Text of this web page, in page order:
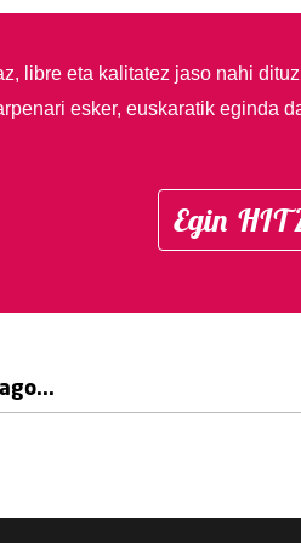
libre eta kalitatez jaso nahi
esker, euskaratik eginda
Egin